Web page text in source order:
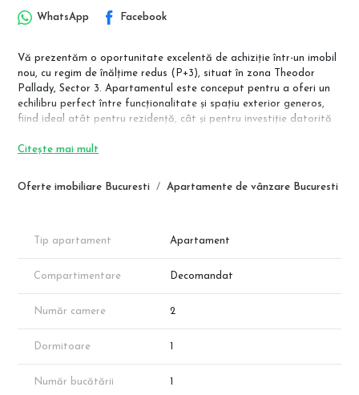
Oferte imobiliare Bucuresti Apartamente de vânzare Bucuresti
WhatsApp Facebook
Vă prezentăm o oportunitate excelentă de achiziție într-un imobil
nou, cu regim de înălțime redus (P+3), situat în zona Theodor
Pallady, Sector 3. Apartamentul este conceput pentru a oferi un
echilibru perfect între funcționalitate și spațiu exterior generos,
fiind ideal atât pentru rezidență, cât și pentru investiție datorită
utilă interioară de 52.82 mp, completată de o terasă
Bucătărie (închisă): 8.88 mp
Hol: 7.16 mp
Baie: 4.54 mp
Balcon/Terasă: 33.24 mp (accesibil din toate camerele principale)
individuală pentru eficiență maximă.
Citește mai mult
Tip apartament Apartament
Compartimentare Decomandat
Număr camere 2
Dormitoare 1
Număr bucătării 1